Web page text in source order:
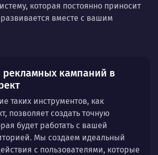
которая постоянно приносит
вместе с вашим
рекламных кампаний в
таких инструментов, как
позволяет создать точную
будет работать с вашей
Мы создаем идеальный
с пользователями, которые